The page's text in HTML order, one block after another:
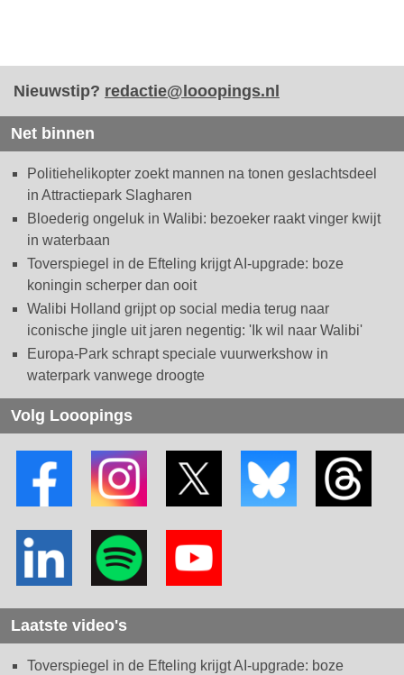
Nieuwstip? redactie@looopings.nl
Net binnen
Politiehelikopter zoekt mannen na tonen geslachtsdeel
in Attractiepark Slagharen
Bloederig ongeluk in Walibi: bezoeker raakt vinger kwijt
in waterbaan
Toverspiegel in de Efteling krijgt AI-upgrade: boze
koningin scherper dan ooit
Walibi Holland grijpt op social media terug naar
iconische jingle uit jaren negentig: 'Ik wil naar Walibi'
Europa-Park schrapt speciale vuurwerkshow in
waterpark vanwege droogte
Volg Looopings
Laatste video's
Toverspiegel in de Efteling krijgt AI-upgrade: boze